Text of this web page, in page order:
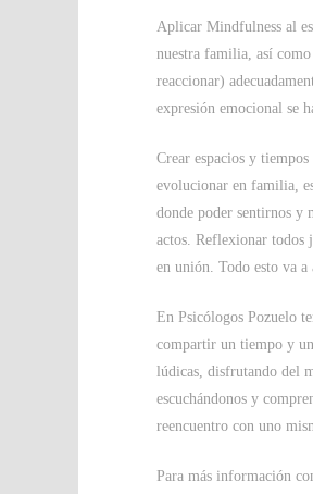
Aplicar Mindfulness al
nuestra familia, así
reaccionar)
expresión emocional se
Crear espacios y
evolucionar en familia,
donde poder sentirnos y
actos. Reflexionar todos
en unión. Todo esto va a
En Psicólogos Pozuelo
compartir un tiempo y
lúdicas, disfrutando del
escuchándonos y
reencuentro con uno
Para más información